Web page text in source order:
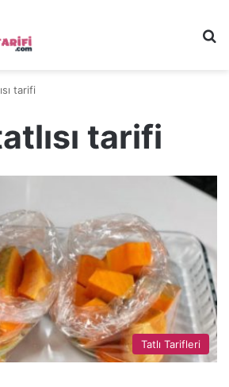
tarifi
tarifi
Tatlı Tarifleri